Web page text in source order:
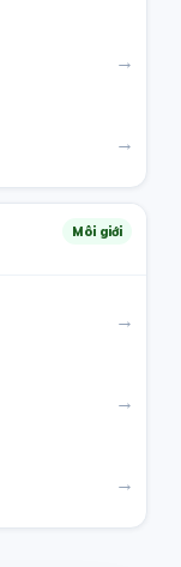
→
→
Môi giới
→
→
→